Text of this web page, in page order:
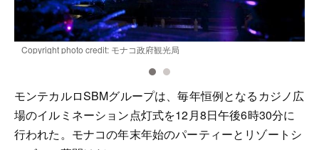
Copyright photo credit: モナコ政府観光局
モンテカルロSBMグループは、毎年恒例となるカジノ広
場のイルミネーション点灯式を12月8日午後6時30分に
行われた。モナコの年末年始のパーティーとリゾートシ